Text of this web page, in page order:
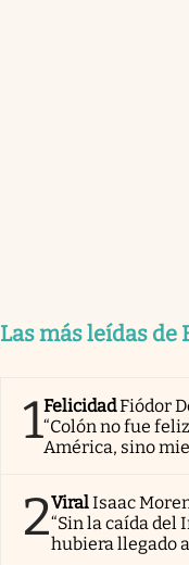
Las más leídas de
1FelicidadFiódor
“Colón no fue
América, sino
2ViralIsaac
“Sin la caída
hubiera llegado